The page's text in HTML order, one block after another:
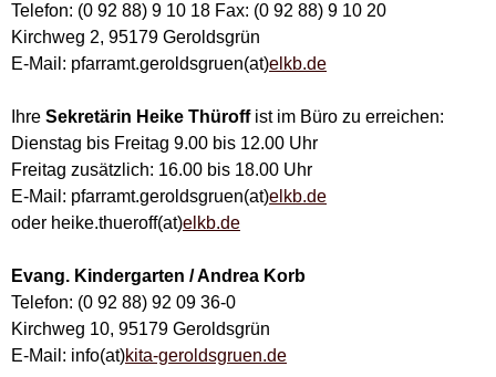
Telefon: (0 92 88) 9 10 18 Fax: (0 92 88) 9 10 20
Kirchweg 2, 95179 Geroldsgrün
E-Mail: pfarramt.geroldsgruen(at)elkb.de
Ihre Sekretärin Heike Thüroffist im Büro zu erreichen:
Dienstag bis Freitag 9.00 bis 12.00 Uhr
Freitag zusätzlich: 16.00 bis 18.00 Uhr
E-Mail: pfarramt.geroldsgruen(at)elkb.de
oder heike.thueroff(at)elkb.de
Evang. Kindergarten / Andrea Korb
Telefon: (0 92 88) 92 09 36-0
Kirchweg 10, 95179 Geroldsgrün
E-Mail: info(at)kita-geroldsgruen.de